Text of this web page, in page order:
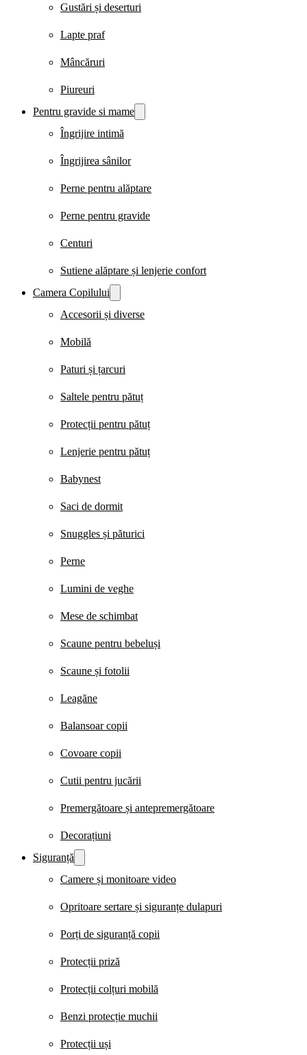
Gustări și deserturi
Lapte praf
Mâncăruri
Piureuri
Pentru gravide si mame
Îngrijire intimă
Îngrijirea sânilor
Perne pentru alăptare
Perne pentru gravide
Centuri
Sutiene alăptare și lenjerie confort
Camera Copilului
Accesorii și diverse
Mobilă
Paturi și țarcuri
Saltele pentru pătuț
Protecții pentru pătuț
Lenjerie pentru pătuț
Babynest
Saci de dormit
Snuggles și păturici
Perne
Lumini de veghe
Mese de schimbat
Scaune pentru bebeluși
Scaune și fotolii
Leagăne
Balansoar copii
Covoare copii
Cutii pentru jucării
Premergătoare și antepremergătoare
Decorațiuni
Siguranță
Camere și monitoare video
Opritoare sertare și siguranțe dulapuri
Porți de siguranță copii
Protecții priză
Protecții colțuri mobilă
Benzi protecție muchii
Protecții uși